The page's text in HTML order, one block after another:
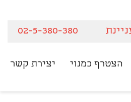
02-5-380-380
הצטרף כמנוי יצירת קשר